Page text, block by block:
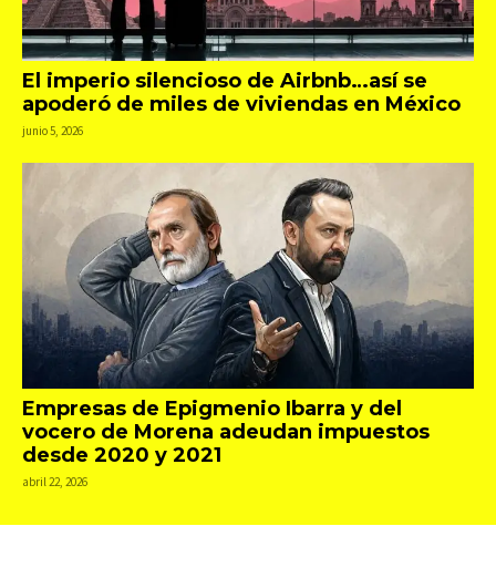
El imperio silencioso de Airbnb…así se
apoderó de miles de viviendas en México
junio 5, 2026
Empresas de Epigmenio Ibarra y del
vocero de Morena adeudan impuestos
desde 2020 y 2021
abril 22, 2026